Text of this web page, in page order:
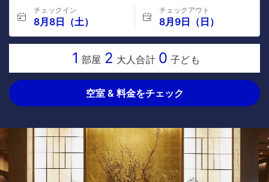
チェックイン
8月8日（土）
チェックアウト
8月9日（日）
1 部屋 2 大人合計 0 子ども
空室 & 料金をチェック